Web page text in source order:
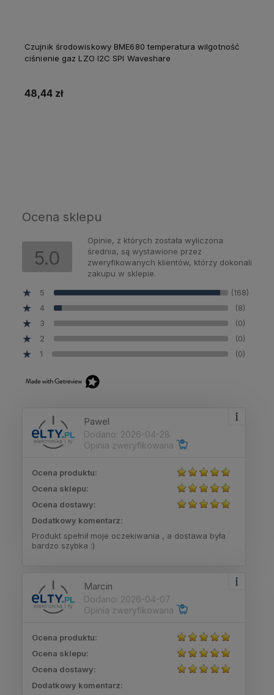
Czujnik środowiskowy BME680 temperatura wilgotność
ciśnienie gaz LZO I2C SPI Waveshare
48,44 zł
Ocena sklepu
5.0
Opinie, z których została wyliczona
średnia, są wystawione przez
zweryfikowanych klientów, którzy dokonali
zakupu w sklepie.
5
(168)
4 (8)
3 (0)
2 (0)
1 (0)
Pawel
Dodano: 2026-04-28
Opinia zweryfikowana
Ocena produktu:
Ocena sklepu:
Ocena dostawy:
Dodatkowy komentarz:
Produkt spełnił moje oczekiwania , a dostawa była
bardzo szybka :)
Marcin
Dodano: 2026-04-07
Opinia zweryfikowana
Ocena produktu:
Ocena sklepu:
Ocena dostawy:
Dodatkowy komentarz: